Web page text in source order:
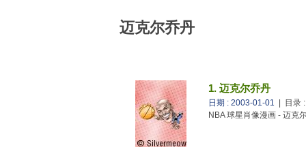
迈克尔乔丹
1. 迈克尔乔丹
日期 : 2003-01-01 | 目录
NBA 球星肖像漫画 - 迈克